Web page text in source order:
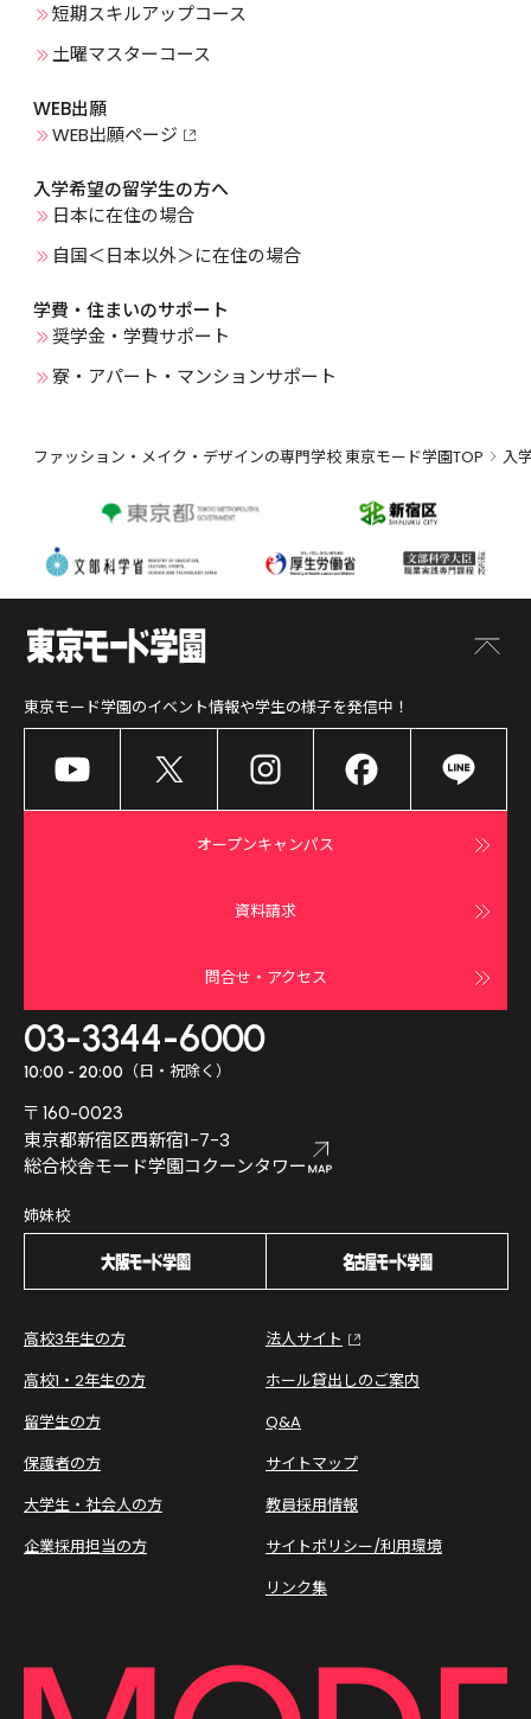
短期スキルアップコース
土曜マスターコース
WEB出願
WEB出願ページ
入学希望の留学生の方へ
日本に在住の場合
自国＜日本以外＞に在住の場合
学費・住まいのサポート
奨学金・学費サポート
寮・アパート・マンションサポート
ファッション・メイク・デザインの専門学校 東京モード学園TOP 入
東京モード学園のイベント情報や学生の様子を発信中！
オープンキャンパス
資料請求
問合せ・アクセス
03-3344-6000
10:00 - 20:00 （日・祝除く）
〒160-0023
東京都新宿区西新宿1-7-3
総合校舎モード学園コクーンタワー
姉妹校
高校3年生の方
高校1・2年生の方
留学生の方
保護者の方
大学生・社会人の方
企業採用担当の方
法人サイト
ホール貸出しのご案内
Q&A
サイトマップ
教員採用情報
サイトポリシー/利用環境
リンク集